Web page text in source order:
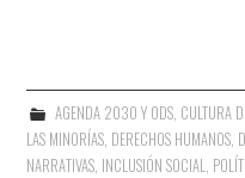
AGENDA 2030 Y ODS, CULTURA
LAS MINORÍAS, DERECHOS HUMANOS,
NARRATIVAS, INCLUSIÓN SOCIAL,